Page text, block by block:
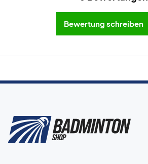
Bewertung schreiben